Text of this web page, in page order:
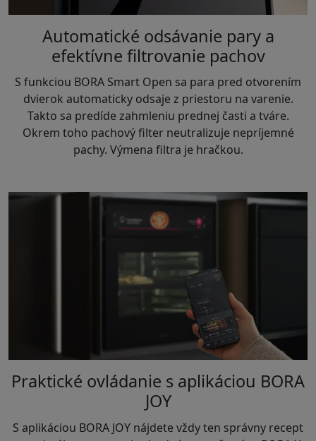
Automatické odsávanie pary a
efektívne filtrovanie pachov
S funkciou BORA Smart Open sa para pred otvorením
dvierok automaticky odsaje z priestoru na varenie.
Takto sa predíde zahmleniu prednej časti a tváre.
Okrem toho pachový filter neutralizuje nepríjemné
pachy. Výmena filtra je hračkou.
Praktické ovládanie s aplikáciou BORA
JOY
S aplikáciou BORA JOY nájdete vždy ten správny recept